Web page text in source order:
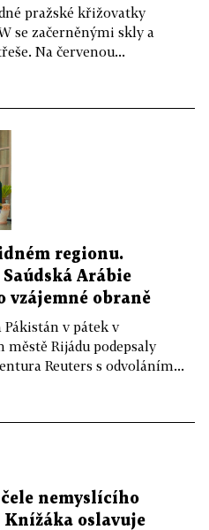
pražské křižovatky
se začerněnými skly a
Na červenou...
regionu.
Arábie
vzájemné obraně
Pákistán v pátek v
Rijádu podepsaly
Reuters s odvoláním...
nemyslícího
Knížáka oslavuje